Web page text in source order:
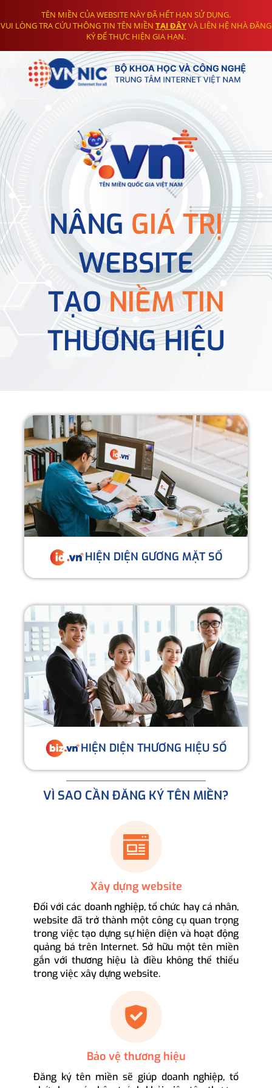
TÊN MIỀN CỦA WEBSITE NÀY ĐÃ HẾT HẠN SỬ DỤNG.
VUI LÒNG TRA CỨU THÔNG TIN TÊN MIỀN TẠI ĐÂYVÀ LIÊN HỆ NHÀ ĐĂNG
KÝ ĐỂ THỰC HIỆN GIA HẠN.
NÂNG GIÁ TRỊ
WEBSITE
TẠONIỀM TIN
THƯƠNG HIỆU
HIỆN DIỆN GƯƠNG MẶT SỐ
HIỆN DIỆN THƯƠNG HIỆU SỐ
VÌ SAO CẦN ĐĂNG KÝ TÊN MIỀN?
Xây dựng website
Đối với các doanh nghiệp, tổ chức hay cá nhân,
website đã trở thành một công cụ quan trọng
trong việc tạo dựng sự hiện diện và hoạt động
quảng bá trên Internet. Sở hữu một tên miền
gắn với thương hiệu là điều không thể thiếu
trong việc xây dựng website.
Bảo vệ thương hiệu
Đăng ký tên miền sẽ giúp doanh nghiệp, tổ